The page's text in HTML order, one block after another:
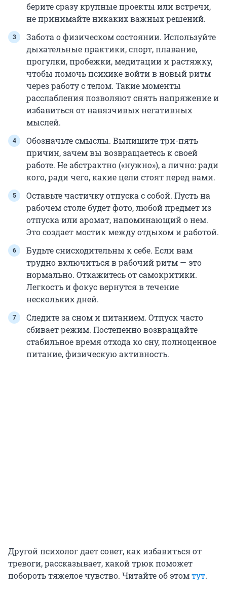
берите сразу крупные проекты или встречи,
не принимайте никаких важных решений.
Забота о физическом состоянии. Используйте
дыхательные практики, спорт, плавание,
прогулки, пробежки, медитации и растяжку,
чтобы помочь психике войти в новый ритм
через работу с телом. Такие моменты
расслабления позволяют снять напряжение и
избавиться от навязчивых негативных
мыслей.
Обозначьте смыслы. Выпишите три-пять
причин, зачем вы возвращаетесь к своей
работе. Не абстрактно («нужно»), а лично: ради
кого, ради чего, какие цели стоят перед вами.
Оставьте частичку отпуска с собой. Пусть на
рабочем столе будет фото, любой предмет из
отпуска или аромат, напоминающий о нем.
Это создает мостик между отдыхом и работой.
Будьте снисходительны к себе. Если вам
трудно включиться в рабочий ритм — это
нормально. Откажитесь от самокритики.
Легкость и фокус вернутся в течение
нескольких дней.
Следите за сном и питанием. Отпуск часто
сбивает режим. Постепенно возвращайте
стабильное время отхода ко сну, полноценное
питание, физическую активность.
Другой психолог дает совет, как избавиться от
тревоги, рассказывает, какой трюк поможет
побороть тяжелое чувство. Читайте об этомтут.